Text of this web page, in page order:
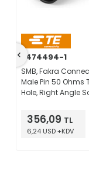
2474494-1
SMB, Fakra
Male Pin 50 Ohms
Hole, Right Angle
356,09 TL
6,24 USD +KDV